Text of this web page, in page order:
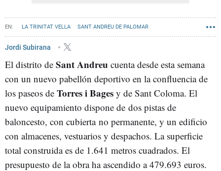
LA TRINITAT VELLA SANT ANDREU DE PALOMAR
Jordi Subirana
El distrito de Sant Andreu cuenta desde esta semana
con un nuevo pabellón deportivo en la confluencia de
los paseos de Torres i Bages y de Sant Coloma. El
nuevo equipamiento dispone de dos pistas de
baloncesto, con cubierta no permanente, y un edificio
con almacenes, vestuarios y despachos. La superficie
total construida es de 1.641 metros cuadrados. El
presupuesto de la obra ha ascendido a 479.693 euros.